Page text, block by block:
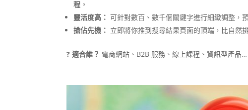
程 。
靈活度高： 可針對數百、數千個關鍵字進行細緻調整，
搶佔先機： 立即將你推到搜尋結果頁面的頂端，比自然
? 適合誰？ 電商網站、B2B 服務、線上課程、資訊型產品